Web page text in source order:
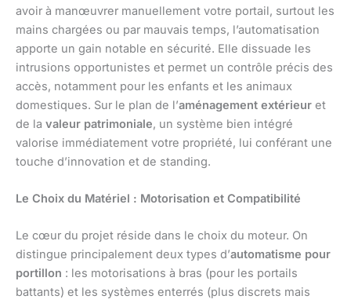
avoir à manœuvrer manuellement votre portail, surtout les
mains chargées ou par mauvais temps, l’automatisation
apporte un gain notable en sécurité. Elle dissuade les
intrusions opportunistes et permet un contrôle précis des
accès, notamment pour les enfants et les animaux
domestiques. Sur le plan de l’aménagement extérieur et
de la valeur patrimoniale, un système bien intégré
valorise immédiatement votre propriété, lui conférant une
touche d’innovation et de standing.
Le Choix du Matériel : Motorisation et Compatibilité
Le cœur du projet réside dans le choix du moteur. On
distingue principalement deux types d’automatisme pour
portillon : les motorisations à bras (pour les portails
battants) et les systèmes enterrés (plus discrets mais